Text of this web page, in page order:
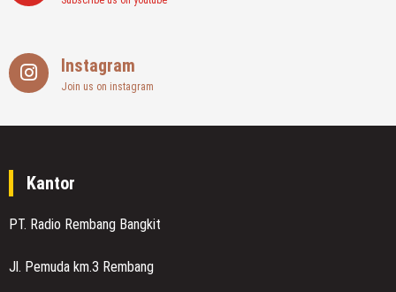
Instagram
Join us on instagram
Kantor
PT. Radio Rembang Bangkit
Jl. Pemuda km.3 Rembang